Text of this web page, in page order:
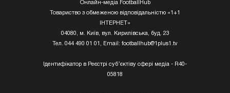
Онлайн-медіа FootballHub
Товариство з обмеженою відповідальністю «1+1
ІНТЕРНЕТ»
04080, м. Київ, вул. Кирилівська, буд. 23
Тел. 044 490 01 01, Email: footballhub@1plus1.tv
Ідентифікатор в Реєстрі суб’єктіву сфері медіа - R40-
05818